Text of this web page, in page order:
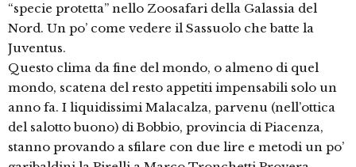
“specie protetta” nello Zoosafari della Galassia del
Nord. Un po’ come vedere il Sassuolo che batte la
Juventus.
Questo clima da fine del mondo, o almeno di quel
mondo, scatena del resto appetiti impensabili solo un
anno fa. I liquidissimi Malacalza, parvenu (nell’ottica
del salotto buono) di Bobbio, provincia di Piacenza,
stanno provando a sfilare con due lire e metodi un po’